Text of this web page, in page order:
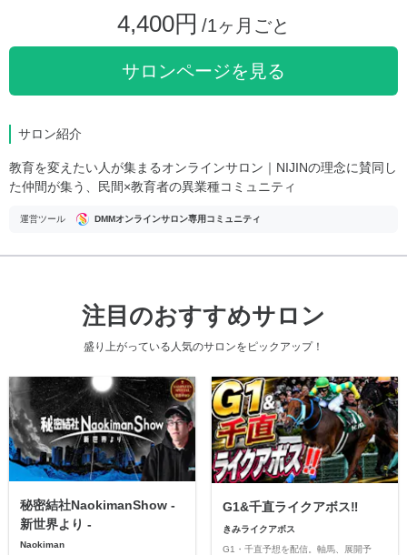
4,400円 /1ヶ月ごと
サロンページを見る
サロン紹介
教育を変えたい人が集まるオンラインサロン｜NIJINの理念に賛同し
た仲間が集う、民間×教育者の異業種コミュニティ
運営ツール DMMオンラインサロン専用コミュニティ
注目のおすすめサロン
盛り上がっている人気のサロンをピックアップ！
秘密結社NaokimanShow -
新世界より -
Naokiman
G1&千直ライクアボス‼️
きみライクアボス
G1・千直予想を配信。軸馬、展開予